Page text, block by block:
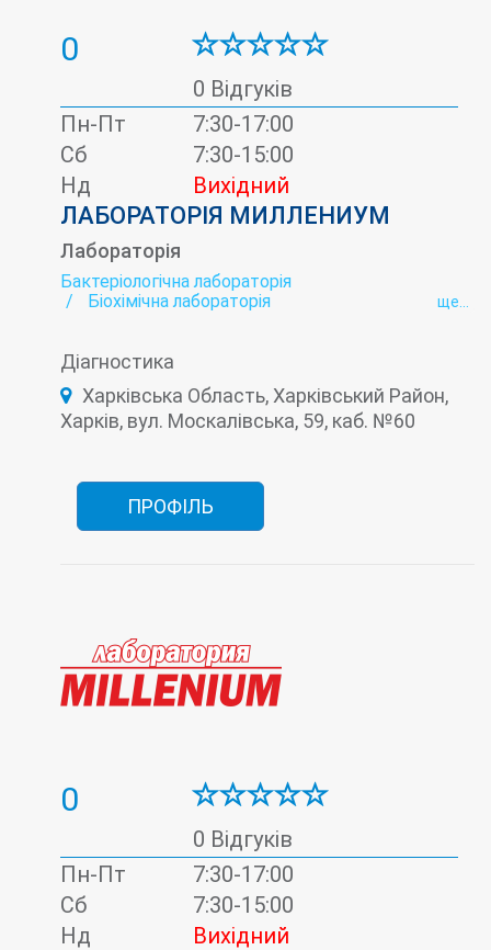
0
0 Відгуків
Пн-Пт
7:30-17:00
Сб
7:30-15:00
Нд
Вихідний
ЛАБОРАТОРІЯ МИЛЛЕНИУМ
Лабораторія
Бактеріологічна лабораторія
Біохімічна лабораторія
Імунологічна лабораторія
Пренатальна (дородова) діагностика
ще...
Діагностика
Харківська Область, Харківський Район,
Харків, вул. Москалівська, 59, каб. №60
ПРОФІЛЬ
0
0 Відгуків
Пн-Пт
7:30-17:00
Сб
7:30-15:00
Нд
Вихідний